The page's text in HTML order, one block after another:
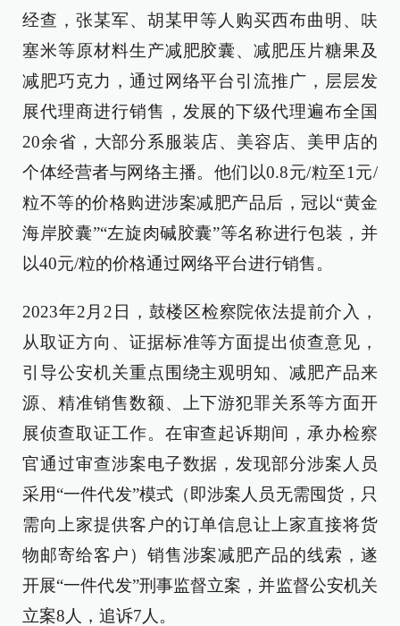
经查，张某军、胡某甲等人购买西布曲明、呋
塞米等原材料生产减肥胶囊、减肥压片糖果及
减肥巧克力，通过网络平台引流推广，层层发
展代理商进行销售，发展的下级代理遍布全国
20余省，大部分系服装店、美容店、美甲店的
个体经营者与网络主播。他们以0.8元/粒至1元/
粒不等的价格购进涉案减肥产品后，冠以“黄金
海岸胶囊”“左旋肉碱胶囊”等名称进行包装，并
以40元/粒的价格通过网络平台进行销售。
2023年2月2日，鼓楼区检察院依法提前介入，
从取证方向、证据标准等方面提出侦查意见，
引导公安机关重点围绕主观明知、减肥产品来
源、精准销售数额、上下游犯罪关系等方面开
展侦查取证工作。在审查起诉期间，承办检察
官通过审查涉案电子数据，发现部分涉案人员
采用“一件代发”模式（即涉案人员无需囤货，只
需向上家提供客户的订单信息让上家直接将货
物邮寄给客户）销售涉案减肥产品的线索，遂
开展“一件代发”刑事监督立案，并监督公安机关
立案8人，追诉7人。